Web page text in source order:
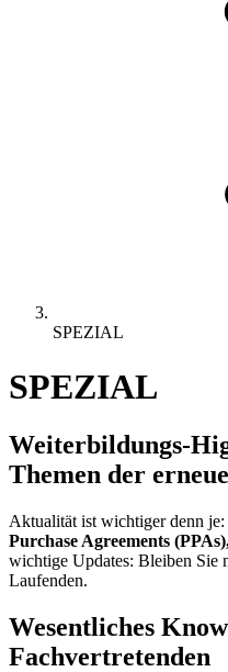
SPEZIAL
SPEZIAL
Weiterbildungs-
Themen der
Aktualität ist wichtiger denn
Purchase Agreements
wichtige Updates: Bleiben Sie
Laufenden.
Wesentliches
Fachvertretenden